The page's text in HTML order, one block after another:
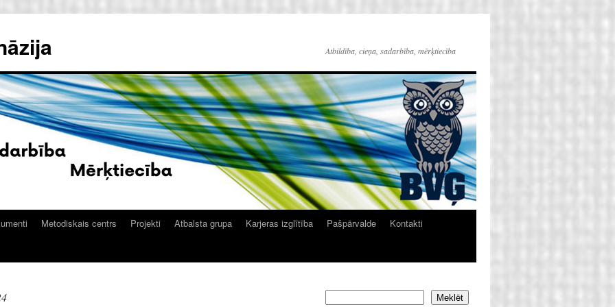
Atbildība, cieņa, sadarbība, mērķtiecība
Metodiskais centrs Projekti Atbalsta grupa Karjeras izglītība Pašpārvalde
Kontakti
Meklēt